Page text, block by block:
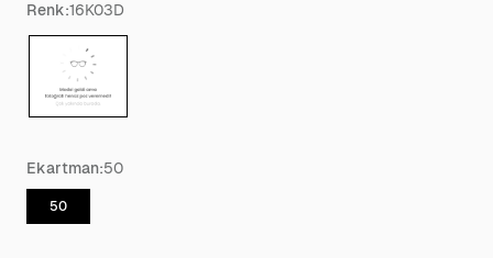
Renk:16K03D
Ekartman:50
50